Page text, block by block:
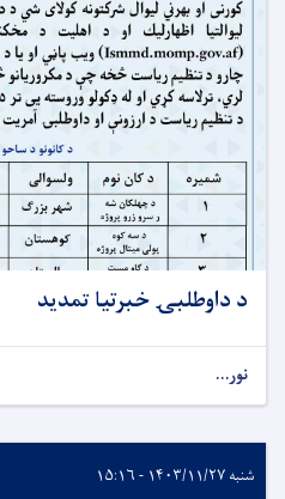
د داوطلبۍ خبرتیا تمدید
نور...
شنبه ۱۴۰۳/۱۱/۲۷ - ۱۵:۱۶